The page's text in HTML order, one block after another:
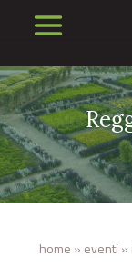
home » eventi »